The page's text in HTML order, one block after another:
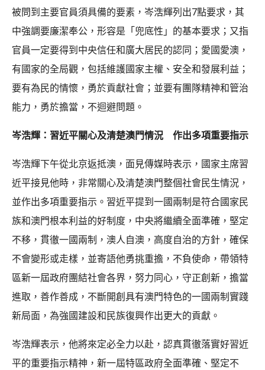
被問到主要官員須具備的要素，岑浩輝列出7點要求，其
中強調要廉潔奉公，形容是「兜底性」的基本要求；又指
官員一定要得到中央信任和廣大居民的認同；愛國愛澳，
有國家的全局觀，包括維護國家主權、安全和發展利益；
要有為民的情懷，勇於貢獻社會；並要有團隊精神和管治
能力，勇於擔當，不迴避問題。
岑浩輝：習近平關心及清楚澳門情況 作出多項重要指示
岑浩輝下午從北京返抵澳，面見傳媒時表示，國家主席習
近平接見他時，非常關心及清楚澳門整個社會民生情況，
並作出多項重要指示。習近平提到一國兩制是符合國家民
族和澳門根本利益的好制度，中央將繼續全面準確，堅定
不移，貫徹一國兩制，澳人自澳，高度自治的方針，確保
不會變形或走樣，並寄語他勇挑重擔，不負使命，帶領特
區新一屆政府團結社會各界，努力同心，守正創新，擔當
進取，善作善成，不斷開創具有澳門特色的一國兩制實踐
新局面，為強國建設和民族復興作出更大的貢獻。
岑浩輝表示，他將來定必全力以赴，認真貫徹落實好習近
平的重要指示精神，新一屆特區政府全面準確、堅定不